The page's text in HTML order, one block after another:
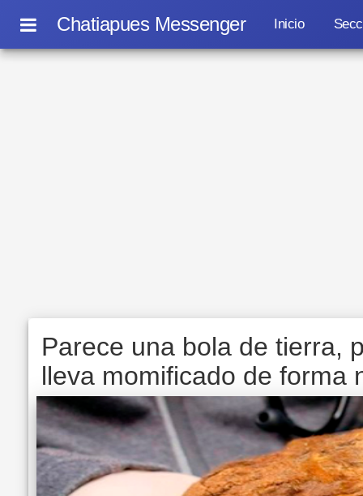
Chatiapues Messenger Inicio
Parece una bola de tierra,
lleva momificado de forma